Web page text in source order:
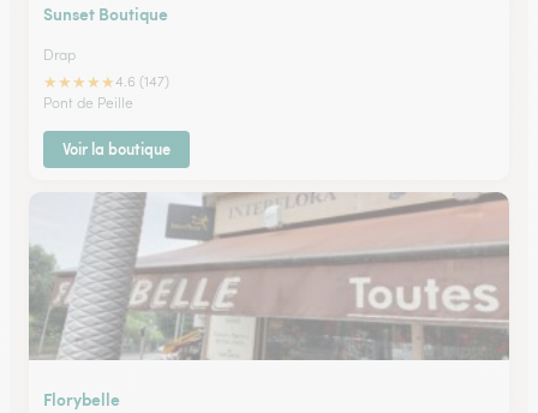
Sunset Boutique
Drap
★★★★★4.6 (147)
Pont de Peille
Voir la boutique
Florybelle